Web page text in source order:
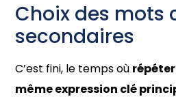
Choix des mots
secondaires
C’est fini, le temps où
même expression clé